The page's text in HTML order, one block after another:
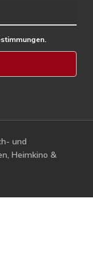
und
Heimkino &